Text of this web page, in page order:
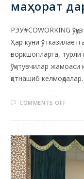
РЭУ#COWORKING
воркшопларга,
ўқитувчилар жамоаси
қатнашиб келмоқдалар.